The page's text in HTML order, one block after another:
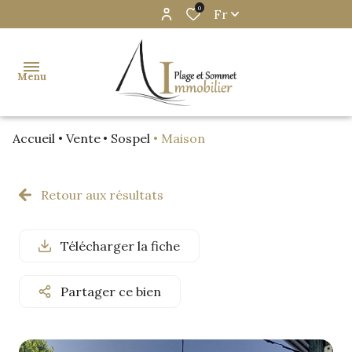
0 Fr
Menu
notre
acheter
vendus
Accueil Vente Sospel Maison
Retour aux résultats
Télécharger la fiche
Partager ce bien